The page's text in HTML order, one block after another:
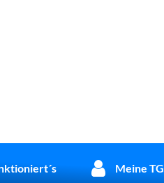
Meine TG